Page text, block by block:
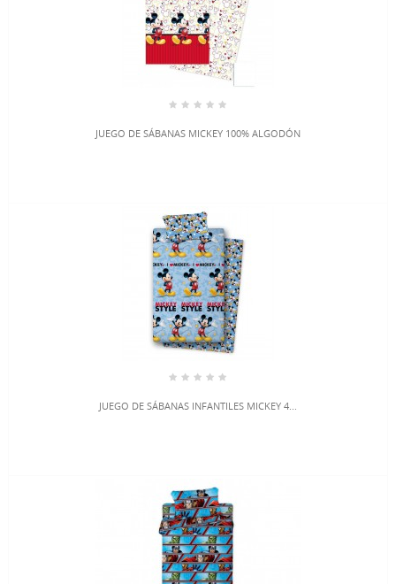
JUEGO DE SÁBANAS MICKEY 100% ALGODÓN
JUEGO DE SÁBANAS INFANTILES MICKEY 4...